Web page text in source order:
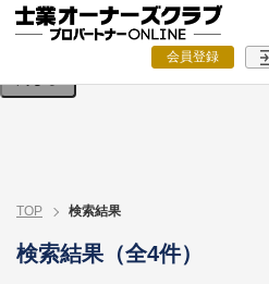
会員登録
検索条件を入力してください。
TOP 検索結果
検索結果（全4件）